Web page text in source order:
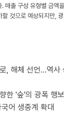
매출 구성 유형별 금액
것으로 예상되지만,
, 해체 선언…역사
한 '숲'의 광폭 행
어 생중계 확대